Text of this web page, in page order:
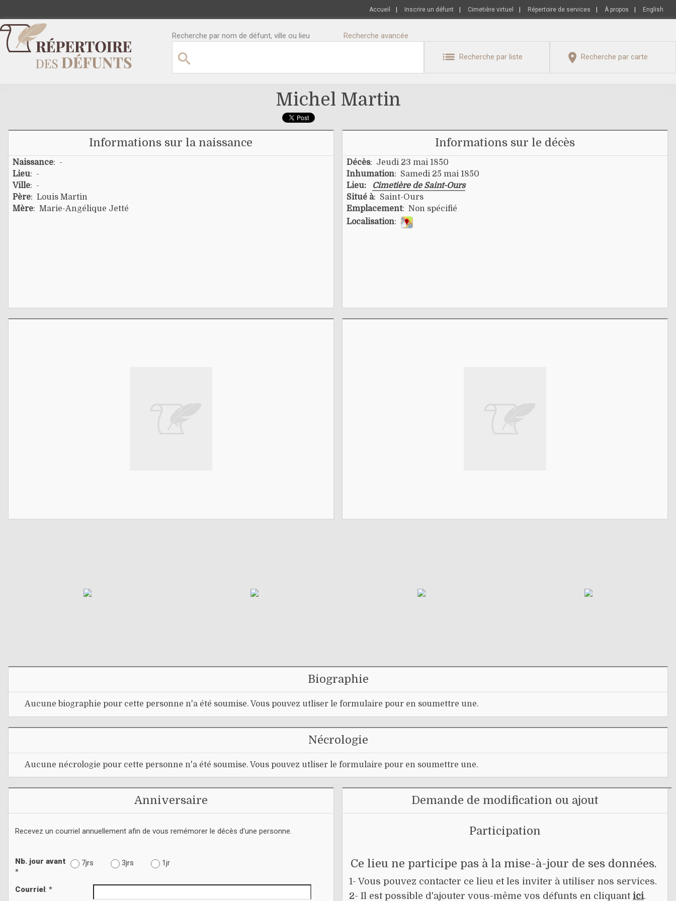
Accueil Inscrire un défunt Cimetière virtuel Répertoire de services À propos English
Recherche par nom de défunt, ville ou lieu Recherche avancée
Recherche par liste Recherche par carte
Michel Martin
Informations sur la naissance
Naissance: -
Lieu: -
Ville: -
Père: Louis Martin
Mère: Marie-Angélique Jetté
Informations sur le décès
Décès: Jeudi 23 mai 1850
Inhumation: Samedi 25 mai 1850
Lieu:
Cimetière de Saint-Ours
Situé à: Saint-Ours
Emplacement: Non spécifié
Localisation:
Biographie
Aucune biographie pour cette personne n'a été soumise. Vous pouvez utliser le formulaire pour en soumettre une.
Nécrologie
Aucune nécrologie pour cette personne n'a été soumise. Vous pouvez utliser le formulaire pour en soumettre une.
Anniversaire
Recevez un courriel annuellement afin de vous remémorer le décès d'une personne.
Nb. jour avant
*
7jrs 3jrs 1jr
Courriel: *
Demande de modification ou ajout
Participation
Ce lieu ne participe pas à la mise-à-jour de ses données.
1- Vous pouvez contacter ce lieu et les inviter à utiliser nos services.
2- Il est possible d'ajouter vous-même vos défunts en cliquant ici.